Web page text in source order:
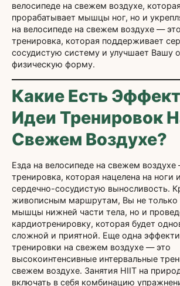
велосипеде на свежем воздухе,
прорабатывает мышцы ног, но и
на велосипеде на свежем воздухе —
тренировка, которая поддерживает
сосудистую систему и улучшает Вашу
физическую форму.
Какие Есть
Идеи Тренировок
Свежем Воздухе?
Езда на велосипеде на свежем воздухе
тренировка, которая нацелена на
сердечно-сосудистую выносливость.
живописным маршрутам, Вы не только
мышцы нижней части тела, но и
кардиотренировку, которая будет
сложной и приятной. Еще одна
тренировки на свежем воздухе — это
высокоинтенсивные интервальные
свежем воздухе. Занятия HIIT на
включать в себя комбинацию